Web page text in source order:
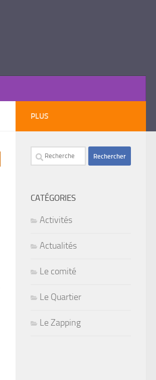
PLUS
Rechercher :
CATÉGORIES
Activités
Actualités
Le comité
Le Quartier
Le Zapping